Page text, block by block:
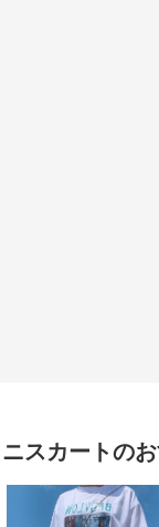
ニスカートの